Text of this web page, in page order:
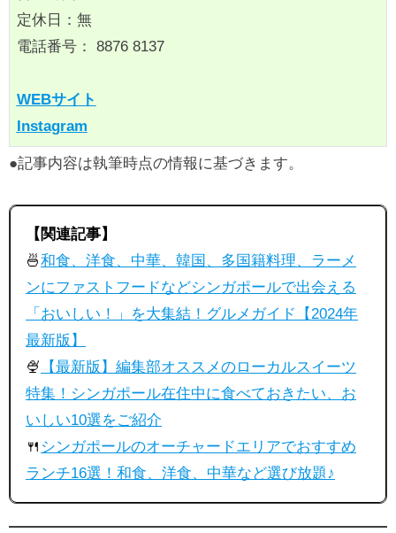
定休日：無
電話番号： 8876 8137
WEBサイト
Instagram
●記事内容は執筆時点の情報に基づきます。
【関連記事】
🍜和食、洋食、中華、韓国、多国籍料理、ラーメ
ンにファストフードなどシンガポールで出会える
「おいしい！」を大集結！グルメガイド【2024年
最新版】
🍨
【最新版】編集部オススメのローカルスイーツ
特集！シンガポール在住中に食べておきたい、お
いしい10選をご紹介
🍴 シンガポールのオーチャードエリアでおすすめ
ランチ16選！和食、洋食、中華など選び放題♪